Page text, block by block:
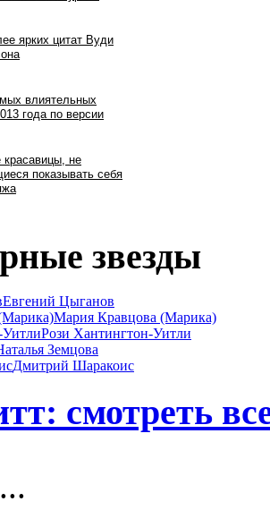
звезды
Евгений Цыганов
Мария Кравцова (Марика)
Рози Хантингтон-Уитли
Земцова
Дмитрий Шаракоис
смотреть